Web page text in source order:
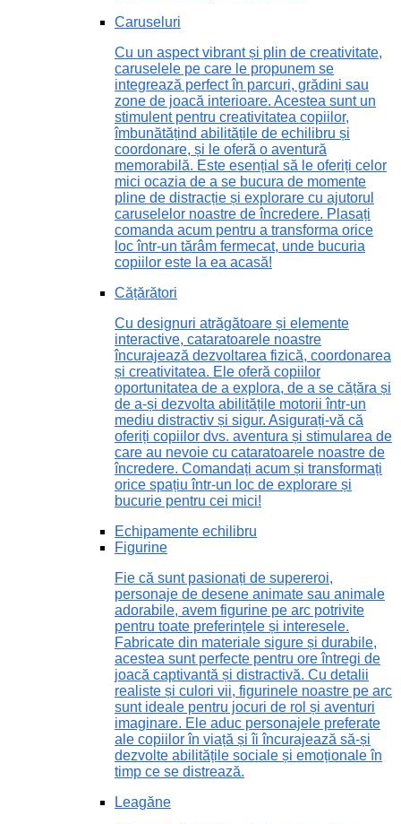
Caruseluri
Cu un aspect vibrant și plin de creativitate,
caruselele pe care le propunem se
integrează perfect în parcuri, grădini sau
zone de joacă interioare. Acestea sunt un
stimulent pentru creativitatea copiilor,
îmbunătățind abilitățile de echilibru și
coordonare, și le oferă o aventură
memorabilă. Este esențial să le oferiți celor
mici ocazia de a se bucura de momente
pline de distracție și explorare cu ajutorul
caruselelor noastre de încredere. Plasați
comanda acum pentru a transforma orice
loc într-un tărâm fermecat, unde bucuria
copiilor este la ea acasă!
Cățărători
Cu designuri atrăgătoare și elemente
interactive, cataratoarele noastre
încurajează dezvoltarea fizică, coordonarea
și creativitatea. Ele oferă copiilor
oportunitatea de a explora, de a se cățăra și
de a-și dezvolta abilitățile motorii într-un
mediu distractiv și sigur. Asigurați-vă că
oferiți copiilor dvs. aventura și stimularea de
care au nevoie cu cataratoarele noastre de
încredere. Comandați acum și transformați
orice spațiu într-un loc de explorare și
bucurie pentru cei mici!
Echipamente echilibru
Figurine
Fie că sunt pasionați de supereroi,
personaje de desene animate sau animale
adorabile, avem figurine pe arc potrivite
pentru toate preferințele și interesele.
Fabricate din materiale sigure și durabile,
acestea sunt perfecte pentru ore întregi de
joacă captivantă și distractivă. Cu detalii
realiste și culori vii, figurinele noastre pe arc
sunt ideale pentru jocuri de rol și aventuri
imaginare. Ele aduc personajele preferate
ale copiilor în viață și îi încurajează să-și
dezvolte abilitățile sociale și emoționale în
timp ce se distrează.
Leagăne